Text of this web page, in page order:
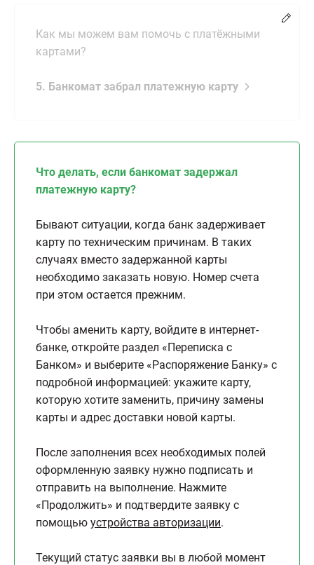
Как мы можем вам помочь с платёжными
картами?
5. Банкомат забрал платежную карту
Что делать, если банкомат задержал
платежную карту?
Бывают ситуации, когда банк задерживает
карту по техническим причинам. В таких
случаях вместо задержанной карты
необходимо заказать новую. Номер счета
при этом остается прежним.
Чтобы аменить карту, войдите в интернет-
банке, откройте раздел «Переписка с
Банком» и выберите «Распоряжение Банку» с
подробной информацией: укажите карту,
которую хотите заменить, причину замены
карты и адрес доставки новой карты.
После заполнения всех необходимых полей
оформленную заявку нужно подписать и
отправить на выполнение. Нажмите
«Продолжить» и подтвердите заявку с
помощью устройства авторизации.
Текущий статус заявки вы в любой момент